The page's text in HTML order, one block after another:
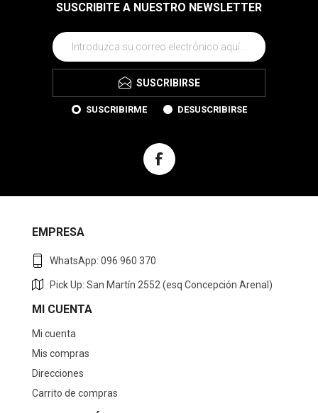
SUSCRIBITE A NUESTRO NEWSLETTER
SUSCRIBIRSE
SUSCRIBIRME DESUSCRIBIRSE
EMPRESA
WhatsApp: 096 960 370
Pick Up: San Martín 2552 (esq Concepción Arenal)
MI CUENTA
Mi cuenta
Mis compras
Direcciones
Carrito de compras